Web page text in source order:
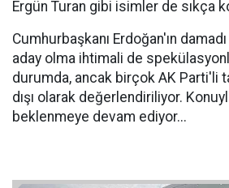
Ergün Turan gibi isimler de sıkça
Cumhurbaşkanı Erdoğan'ın
aday olma ihtimali de
durumda, ancak birçok AK Parti'li
dışı olarak değerlendiriliyor.
beklenmeye devam ediyor...